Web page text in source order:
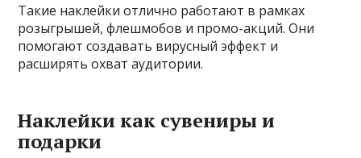
Такие наклейки отлично работают в рамках
розыгрышей, флешмобов и промо-акций. Они
помогают создавать вирусный эффект и
расширять охват аудитории.
Наклейки как сувениры и
подарки